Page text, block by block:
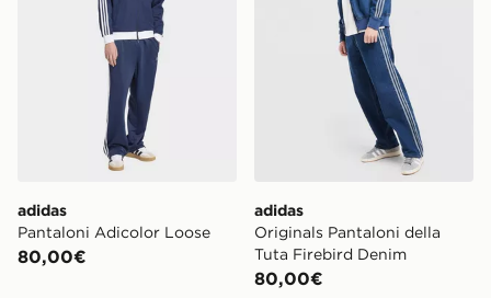
possibile l’opzione “consegna in negozio” o “consegna
in negozio lo stesso giorno”. Per rintracciare il tuo
ordine visita
https://www.jdsports.it/track-my-order/
adidas
Pantaloni Adicolor Loose
80,00€
adidas
Originals Pantaloni della
Tuta Firebird Denim
80,00€